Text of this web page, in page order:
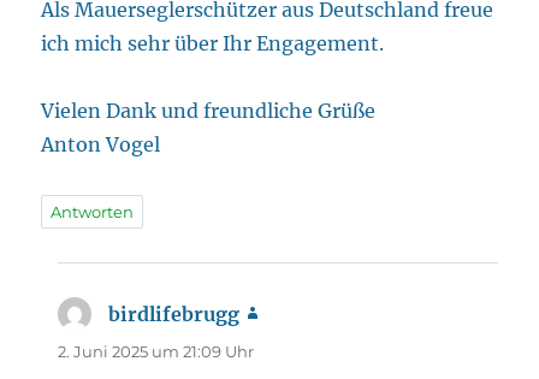
Als Mauerseglerschützer aus Deutschland freue
ich mich sehr über Ihr Engagement.
Vielen Dank und freundliche Grüße
Anton Vogel
Antworten
birdlifebrugg
2. Juni 2025 um 21:09 Uhr